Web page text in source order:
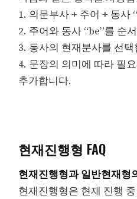
1. 의문부사 + 주어 + 동사
2. 주어와 동사 “be”를 순
3. 동사의 현재분사를 선택
4. 문장의 의미에 따라 필
추가합니다.
현재진행형 FAQ
현재진행형과 일반현재형
현재진행형은 현재 진행